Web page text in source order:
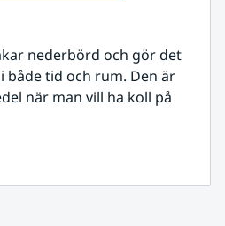
nederbörd och gör det
både tid och rum. Den är
när man vill ha koll på